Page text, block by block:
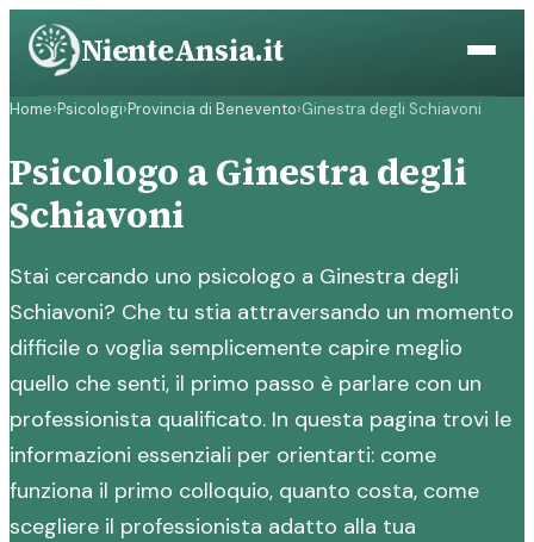
Vai
contenuto
NienteAnsia.it
Home›Psicologi›Provincia di Benevento›Ginestra degli Schiavoni
Psicologo a Ginestra degli
Schiavoni
Stai cercando uno psicologo a Ginestra degli
Schiavoni? Che tu stia attraversando un momento
difficile o voglia semplicemente capire meglio
quello che senti, il primo passo è parlare con un
professionista qualificato. In questa pagina trovi le
informazioni essenziali per orientarti: come
funziona il primo colloquio, quanto costa, come
scegliere il professionista adatto alla tua